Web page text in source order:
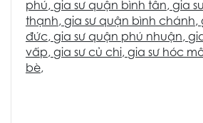
phú, gia sư quận bình tân, gia
thạnh, gia sư quận bình chánh,
đức, gia sư quận phú nhuận,
vấp, gia sư củ chi, gia sư hóc
bè,